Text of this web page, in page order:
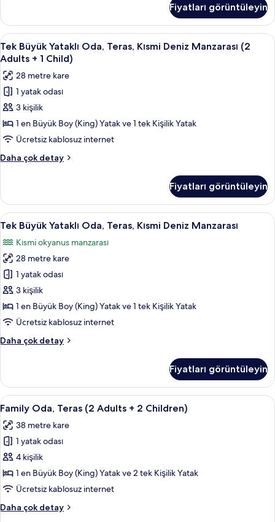
Child)
için
tüm
fotoğrafları
görün
Teras,
Havuz
Manzaralı
(2
+
Child)
hakkında
daha
detay
Fiyatları görüntüleyin
Tek
Büyük
Yataklı
Oda,
Teras,
Kısmi
Deniz
Manzarası
(2
Adults
1
Child)
için
tüm
fotoğrafları
görün
Minibar, odada kasa, masa, güneşlik/
4
Tek Büyük Yataklı Oda, Teras, Kısmi Deniz Manzarası (2
Adults + 1 Child)
28 metre kare
1 yatak odası
3 kişilik
1 en Büyük Boy (King) Yatak ve 1 tek Kişilik Yatak
Ücretsiz kablosuz internet
Daha çok detay
Tek
Teras,
Kısmi
Deniz
Manzarası
(2
Adults
Child)
hakkında
daha
fazla
Fiyatları görüntüleyin
Tek
Büyük
Yataklı
Oda,
Teras,
Kısmi
Deniz
Manzarası
tüm
Minibar, odada kasa, masa, güneşlik/
4
Tek Büyük Yataklı Oda, Teras, Kısmi Deniz Manzarası
Kısmi okyanus manzarası
28 metre kare
1 yatak odası
3 kişilik
1 en Büyük Boy (King) Yatak ve 1 tek Kişilik Yatak
Ücretsiz kablosuz internet
Daha çok detay
Tek
Teras,
Kısmi
Deniz
Manzarası
hakkında
daha
detay
Fiyatları görüntüleyin
Family
Oda,
Teras
(2
Adults
+
2
için
Minibar, odada kasa, masa, güneşlik/
5
Family Oda, Teras (2 Adults + 2 Children)
38 metre kare
1 yatak odası
4 kişilik
1 en Büyük Boy (King) Yatak ve 2 tek Kişilik Yatak
Ücretsiz kablosuz internet
Daha çok detay
Family